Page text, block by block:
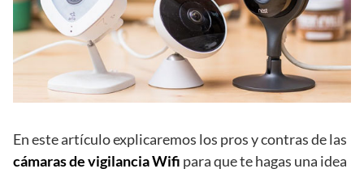
En este artículo explicaremos los pros y contras de las
cámaras de vigilancia Wifi para que te hagas una idea